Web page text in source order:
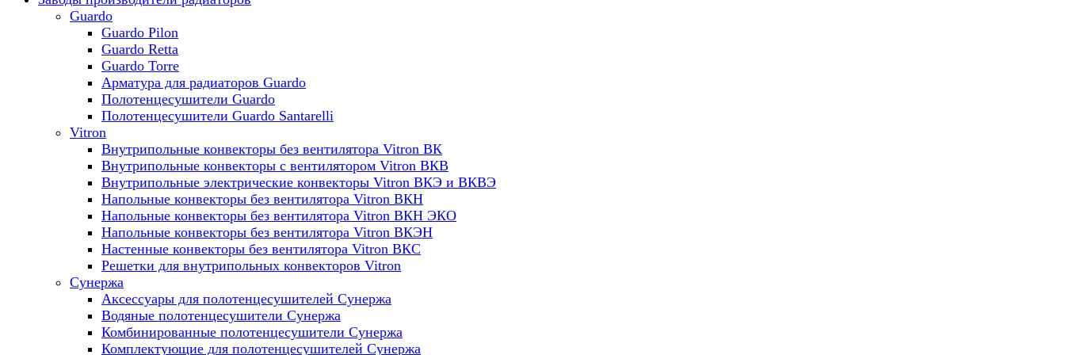
Guardo
Guardo Pilon
Guardo Retta
Guardo Torre
Арматура для радиаторов Guardo
Полотенцесушители Guardo
Полотенцесушители Guardo Santarelli
Vitron
Внутрипольные конвекторы без вентилятора Vitron ВК
Внутрипольные конвекторы с вентилятором Vitron ВКВ
Внутрипольные электрические конвекторы Vitron ВКЭ и ВКВЭ
Напольные конвекторы без вентилятора Vitron ВКН
Напольные конвекторы без вентилятора Vitron ВКН ЭКО
Напольные конвекторы без вентилятора Vitron ВКЭН
Настенные конвекторы без вентилятора Vitron ВКС
Решетки для внутрипольных конвекторов Vitron
Сунержа
Аксессуары для полотенцесушителей Сунержа
Водяные полотенцесушители Сунержа
Комбинированные полотенцесушители Сунержа
Комплектующие для полотенцесушителей Сунержа